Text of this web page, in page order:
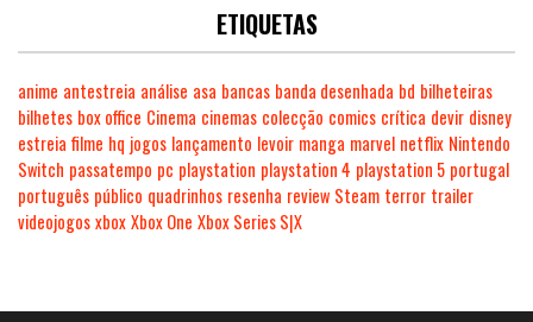
ETIQUETAS
anime antestreia análise asa bancas banda desenhada bd bilheteiras
bilhetes box office Cinema cinemas colecção comics crítica devir disney
estreia filme hq jogos lançamento levoir manga marvel netflix Nintendo
Switch passatempo pc playstation playstation 4 playstation 5 portugal
português público quadrinhos resenha review Steam terror trailer
videojogosxboxXbox One Xbox Series S|X